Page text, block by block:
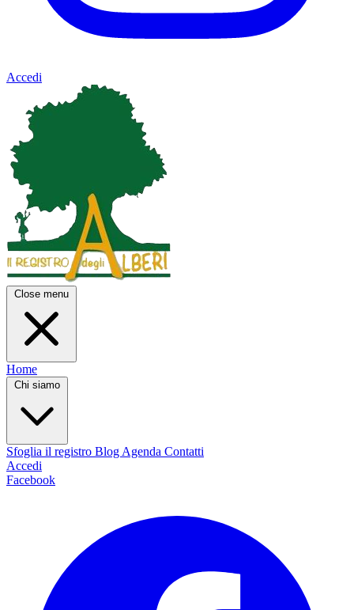
Accedi
Close menu
Home
Chi siamo
Sfoglia il registro Blog Agenda Contatti
Accedi
Facebook